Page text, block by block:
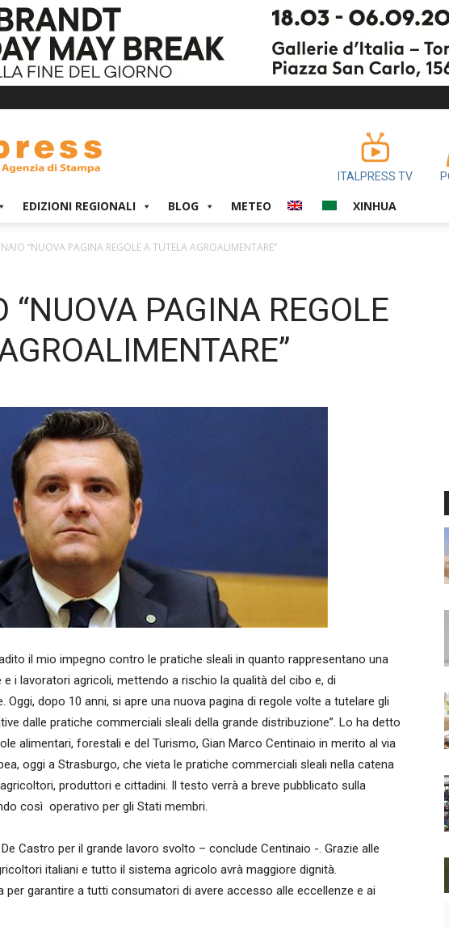
ITALPRESS TV
EDIZIONI REGIONALI BLOG METEO XINHUA
“NUOVA PAGINA REGOLE A TUTELA AGROALIMENTARE”
“NUOVA PAGINA REGOLE
il mio impegno contro le pratiche sleali in quanto rappresentano una
i lavoratori agricoli, mettendo a rischio la qualità del cibo e, di
Oggi, dopo 10 anni, si apre una nuova pagina di regole volte a tutelare gli
dalle pratiche commerciali sleali della grande distribuzione”. Lo ha detto
alimentari, forestali e del Turismo, Gian Marco Centinaio in merito al via
oggi a Strasburgo, che vieta le pratiche commerciali sleali nella catena
produttori e cittadini. Il testo verrà a breve pubblicato sulla
così operativo per gli Stati membri.
Castro per il grande lavoro svolto – conclude Centinaio -. Grazie alle
italiani e tutto il sistema agricolo avrà maggiore dignità.
per garantire a tutti consumatori di avere accesso alle eccellenze e ai